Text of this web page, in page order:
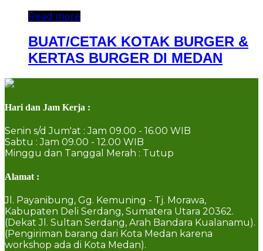
Read more
BUAT/CETAK KOTAK BURGER &
KERTAS BURGER DI MEDAN
Hari dan Jam Kerja :
Senin s/d Jum'at : Jam 09.00 - 16.00 WIB
Sabtu : Jam 09.00 - 12.00 WIB
Minggu dan Tanggal Merah : Tutup
Alamat :
Jl. Payanibung, Gg. Kemuning - Tj. Morawa,
Kabupaten Deli Serdang, Sumatera Utara 20362.
(Dekat Jl. Sultan Serdang, Arah Bandara Kualanamu).
(Pengiriman barang dari Kota Medan karena
workshop ada di Kota Medan).